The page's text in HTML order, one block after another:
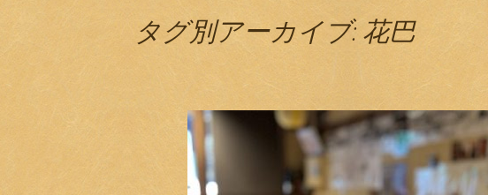
タグ別アーカイブ: 花巴